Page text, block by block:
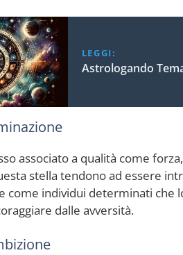
LEGGI:
Astrologando
associato a qualità come
stella tendono ad essere
come individui determinati
dalle avversità.